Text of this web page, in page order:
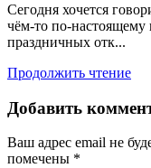
Сегодня хочется
чём-то по-настоящему
праздничных отк...
Продолжить чтение
Добавить
Ваш адрес email не
помечены *